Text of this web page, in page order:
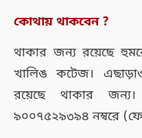
কোথায় থাকবেন ?
থাকার জন্য রয়েছে
খালিঙ কটেজ।
রয়েছে থাকার
৯০০৭৫২৯৩৯৪ নম্বরে